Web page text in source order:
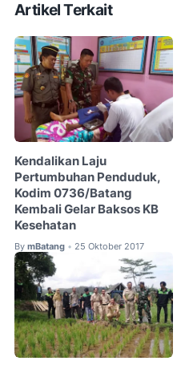
Artikel Terkait
Kendalikan Laju
Pertumbuhan Penduduk,
Kodim 0736/Batang
Kembali Gelar Baksos KB
Kesehatan
By mBatang • 25 Oktober 2017